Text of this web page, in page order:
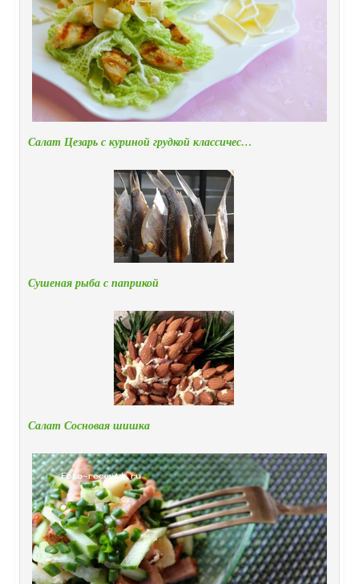
Салат Цезарь с куриной грудкой классичес…
Сушеная рыба с паприкой
Салат Сосновая шишка